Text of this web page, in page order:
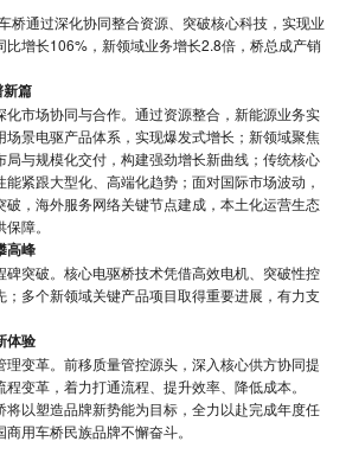
通过深化协同整合资源、突破核心科技，实现业
比增长106%，新领域业务增长2.8倍，桥总成产销
篇
市场协同与合作。通过资源整合，新能源业务实
景电驱产品体系，实现爆发式增长；新领域聚焦
与规模化交付，构建强劲增长新曲线；传统核心
紧跟大型化、高端化趋势；面对国际市场波动，
，海外服务网络关键节点建成，本土化运营生态
障。
高峰
突破。核心电驱桥技术凭借高效电机、突破性控
多个新领域关键产品项目取得重要进展，有力支
体验
变革。前移质量管控源头，深入核心供方协同提
变革，着力打通流程、提升效率、降低成本。
以塑造品牌新势能为目标，全力以赴完成年度任
用车桥民族品牌不懈奋斗。